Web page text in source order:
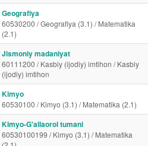
Geografiya
60530200 / Geografiya (3.1) / Matematika
(2.1)
Jismoniy madaniyat
60111200 / Kasbiy (ijodiy) imtihon / Kasbiy
(ijodiy) imtihon
Kimyo
60530100 / Kimyo (3.1) / Matematika (2.1)
Kimyo-G'allaorol tumani
60530100199 / Kimyo (3.1) / Matematika